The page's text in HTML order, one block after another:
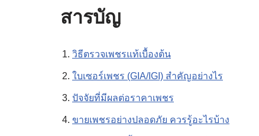
สารบัญ
วิธีตรวจเพชรแท้เบื้องต้น
ใบเซอร์เพชร (GIA/IGI) สำคัญอย่างไร
ปัจจัยที่มีผลต่อราคาเพชร
ขายเพชรอย่างปลอดภัย ควรรู้อะไรบ้าง